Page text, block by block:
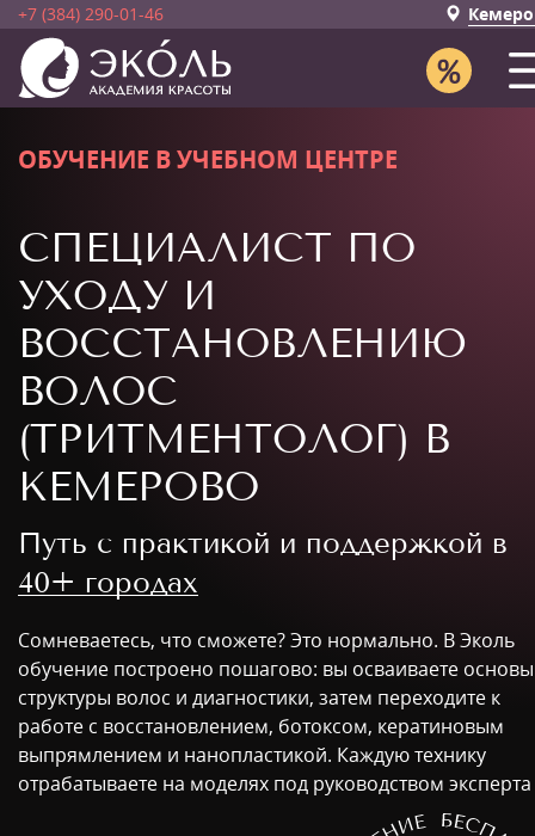
+7 (384) 290-01-46
ОБУЧЕНИЕ В УЧЕБНОМ ЦЕНТРЕ
СПЕЦИАЛИСТ ПО
УХОДУ И
ВОССТАНОВЛЕНИЮ
ВОЛОС
(ТРИТМЕНТОЛОГ) В
КЕМЕРОВО
Путь с практикой и поддержкой в
40+ городах
Сомневаетесь, что сможете? Это нормально. В Эколь
обучение построено пошагово: вы осваиваете основы
структуры волос и диагностики, затем переходите к
работе с восстановлением, ботоксом, кератиновым
выпрямлением и нанопластикой. Каждую технику
отрабатываете на моделях под руководством эксперта